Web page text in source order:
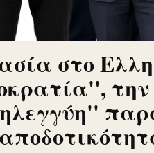
στο